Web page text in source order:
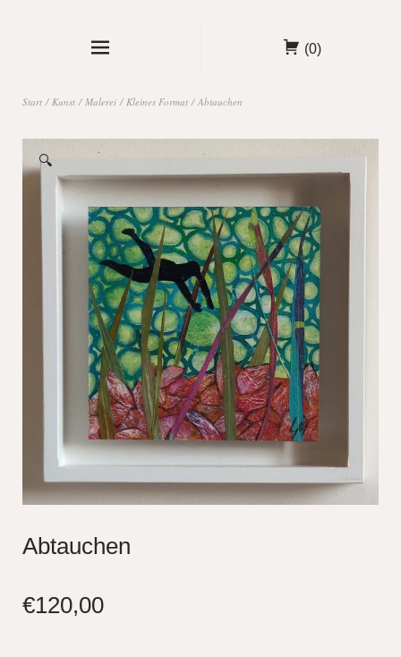
(0)
Start / Kunst / Malerei / Kleines Format / Abtauchen
🔍
Abtauchen
€120,00